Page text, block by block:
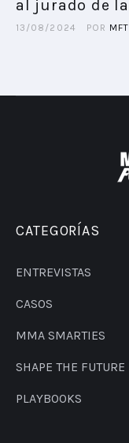
al jurado de
13/08/2024 POR
CATEGORÍAS
ENTREVISTAS
CASOS
MMA SMARTIES
SHAPE THE FUTURE
PLAYBOOKS